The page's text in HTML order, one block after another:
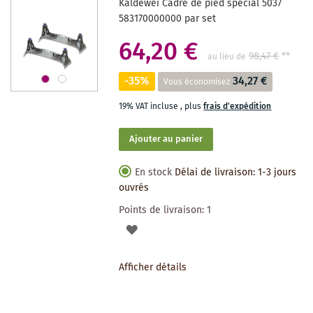
SOUHAITS
Kaldewei Cadre de pied spécial 5037
583170000000 par set
64,20 € au lieu de 98,47 €**
-35% Vous économisez 34,27 €
19% VAT incluse, plusfrais d'expédition
Ajouter au panier
En stock Délai de livraison: 1-3 jours
ouvrés
Points de livraison:1
AJOUTER
Afficher détails